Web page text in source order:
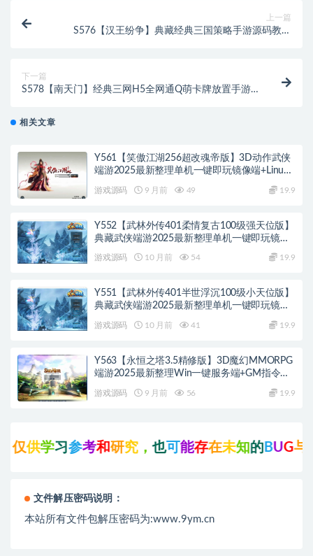
上一篇
S576【汉王纷争】典藏经典三国策略手游源码教程
下一篇
S578【南天门】经典三网H5全网通Q萌卡牌放置手游-
相关文章
Y561【笑傲江湖256超改魂帝版】3D动作武侠
端游2025最新整理单机一键即玩镜像端+Linux
手工服务端+网页注册+GM工具+GM命令+PC客
户端+教程
游戏源码 9 月前 49 19.9
Y552【武林外传401柔情复古100级强天位版】
典藏武侠端游2025最新整理单机一键即玩镜像
端+Linux手工服务端+网页注册+GM工具+PC客
户端+详细搭建教程
游戏源码 10 月前 54 19.9
Y551【武林外传401半世浮沉100级小天位版】
典藏武侠端游2025最新整理单机一键即玩镜像
端+Linux手工服务端+网页注册+GM工具+PC客
户端+详细搭建教程
游戏源码 10 月前 41 19.9
Y563【永恒之塔3.5精修版】3D魔幻MMORPG
端游2025最新整理Win一键服务端+GM指令
游戏源码 9 月前 56 19.9
学习参考和研究，也可 能存在未知的BUG与瑕疵，
文件解压密码说明：
本站所有文件包解压密码为:www.9ym.cn